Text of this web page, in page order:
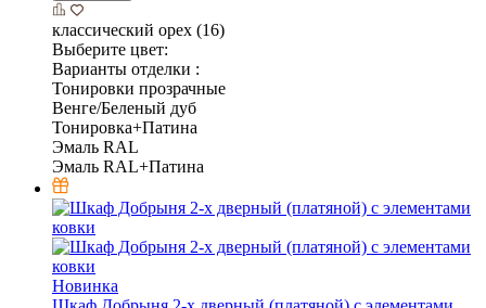
классический орех (16)
Выберите цвет:
Варианты отделки :
Тонировки прозрачные
Венге/Беленый дуб
Тонировка+Патина
Эмаль RAL
Эмаль RAL+Патина
Новинка